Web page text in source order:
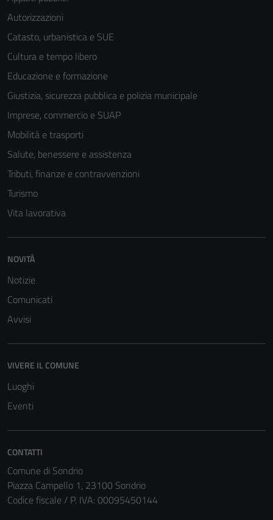
Autorizzazioni
Catasto, urbanistica e SUE
Cultura e tempo libero
Educazione e formazione
Giustizia, sicurezza pubblica e polizia municipale
Imprese, commercio e SUAP
Mobilità e trasporti
Salute, benessere e assistenza
Tributi, finanze e contravvenzioni
Turismo
Vita lavorativa
NOVITÀ
Notizie
Comunicati
Avvisi
VIVERE IL COMUNE
Luoghi
Eventi
CONTATTI
Comune di Sondrio
Piazza Campello 1, 23100 Sondrio
Codice fiscale / P. IVA: 00095450144
del sito e non
non raccolgono